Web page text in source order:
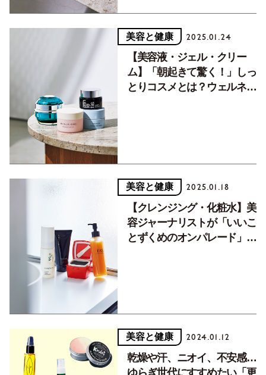
美容と健康 2025.01.24
【美容液・ジェル・クリー
ム】「朝起きて驚く！」しっ
とりコスメとは？ウェルネ
美容と健康 2025.01.18
【クレンジング・化粧水】美
容ジャーナリストが「いいこ
とずくめのオンパレード」と
美容と健康 2024.01.12
乾燥や汗、ニオイ、不安感…
ゆらぎ世代にすすめたい「更